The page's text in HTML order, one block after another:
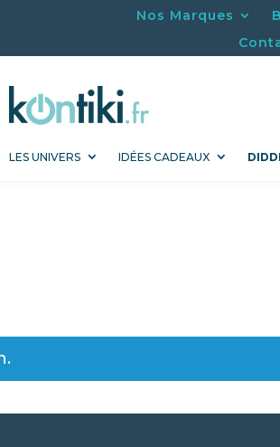
Nos Marques
LES UNIVERS IDÉES CADEAUX